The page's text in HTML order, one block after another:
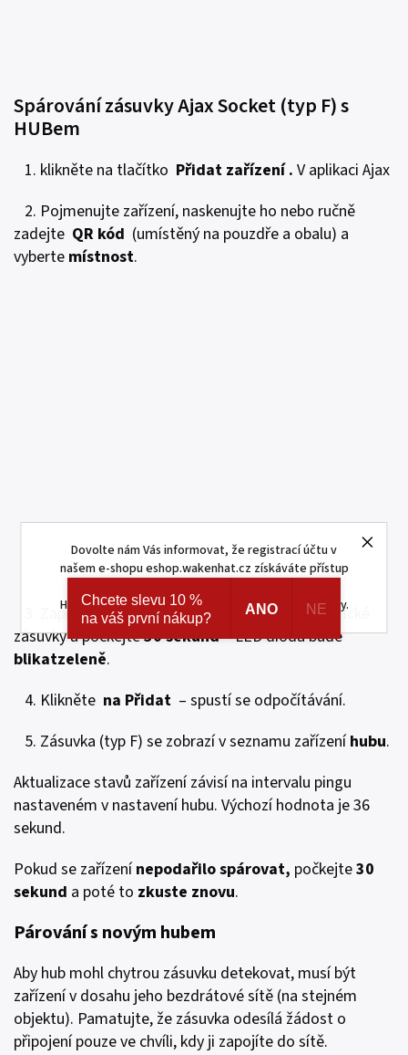
Dovolte nám Vás informovat, že registrací účtu v
našem e-shopu eshop.wakenhat.cz získáváte přístup
HOMEMATIC IP. Navíc registrací získáváte různé slevy.
Spárování zásuvky Ajax Socket (typ F) s
HUBem
1. klikněte na tlačítko Přidat zařízení . V aplikaci Ajax
2. Pojmenujte zařízení, naskenujte ho nebo ručně
zadejte QR kód (umístěný na pouzdře a obalu) a
vyberte místnost.
3. Zapojte zásuvku Ajax Socket (typ F) do elektrické
zásuvky a počkejte30 sekund– LED dioda bude
blikatzeleně.
4. Klikněte na Přidat – spustí se odpočítávání.
5. Zásuvka (typ F) se zobrazí v seznamu zařízeníhubu.
Aktualizace stavů zařízení závisí na intervalu pingu
nastaveném v nastavení hubu. Výchozí hodnota je 36
sekund.
Pokud se zařízenínepodařilo spárovat, počkejte30
sekund a poté to zkuste znovu.
Párování s novým hubem
Aby hub mohl chytrou zásuvku detekovat, musí být
zařízení v dosahu jeho bezdrátové sítě (na stejném
objektu). Pamatujte, že zásuvka odesílá žádost o
připojení pouze ve chvíli, kdy ji zapojíte do sítě.
Chcete slevu 10 %
na váš první nákup?
ANO NE